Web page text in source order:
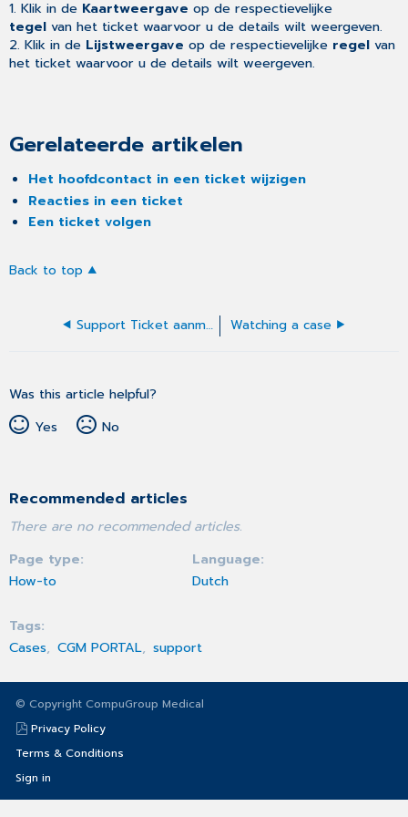
1. Klik in de Kaartweergave op de respectievelijke
tegelvan het ticket waarvoor u de details wilt weergeven.
2. Klik in de Lijstweergave op de respectievelijke regelvan
het ticket waarvoor u de details wilt weergeven.
Gerelateerde artikelen
Het hoofdcontact in een ticket wijzigen
Reacties in een ticket
Een ticket volgen
Back to top
Support Ticket aanmaken Watching a case
Was this article helpful?
Yes
No
Recommended articles
There are no recommended articles.
Page type
How-to
Language
Dutch
Tags
Cases
CGM PORTAL support
© Copyright CompuGroup Medical
Privacy Policy
Terms & Conditions
Sign in